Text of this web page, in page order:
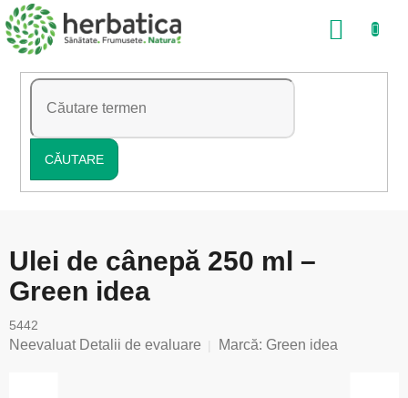
Treci
la
conținut
CĂUTARE
COŞ
Ulei de cânepă 250 ml –
Green idea
5442
Evaluarea
Neevaluat Detalii de evaluare Marcă: Green idea